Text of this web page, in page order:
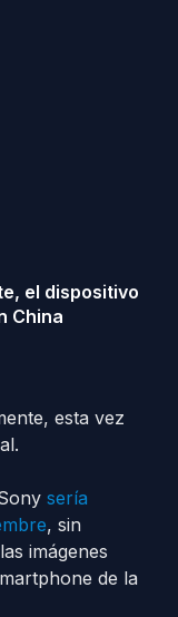
el dispositivo
China
esta vez
sería
, sin
imágenes
de la